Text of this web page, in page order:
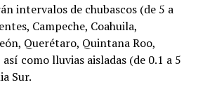
intervalos de chubascos (de 5 a
Campeche, Coahuila,
Querétaro, Quintana Roo,
como lluvias aisladas (de 0.1 a 5
Sur.